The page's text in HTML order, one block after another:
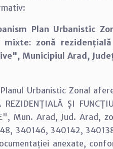
Plan Urbanistic
mixte: zonă
Municipiul Arad,
Urbanistic Zonal
ȘI
Mun. Arad, Jud. Arad,
340146, 340142,
anexate,